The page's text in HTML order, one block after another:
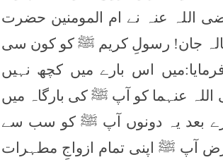
اللہ عنہ نے ام المومنین حضرت
جان! رسولِ کریم ﷺ کو کون سی
اس بارے میں کچھ نہیں
عنہما کو آپ ﷺ کی بارگاہ میں
بعد یہ دونوں آپ ﷺ کو سب سے
تھیں۔(طبقات ابن سعد،8/91)الغرض آپ ﷺ اپنی تمام ازواجِ مطہرات